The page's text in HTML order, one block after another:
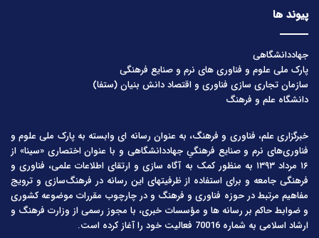
پیوند ها
جهاددانشگاهی
پارک ملی علوم و فناوری های نرم و صنایع فرهنگی
سازمان تجاری سازی فناوری و اقتصاد دانش بنیان (ستفا)
دانشگاه علم و فرهنگ
خبرگزاری علم، فناوری و فرهنگ، به عنوان رسانه ای وابسته به پارک ملی علوم و
فناوری‌های نرم و صنایع فرهنگیِ جهاددانشگاهی و با عنوان اختصاری «سینا» از
۱۶ مرداد ۱۳۹۳ به منظور کمک به آگاه سازی و ارتقای اطلاعات علمی، فناوری و
فرهنگی جامعه و برای استفاده از ظرفیتهای این رسانه در فرهنگ‌سازی و ترویج
مفاهیم مرتبط در حوزه فناوری و فرهنگ و در چارچوب مقررات موضوعه کشوری
و ضوابط حاکم بر رسانه ها و مؤسسات خبری، با مجوز رسمی از وزارت فرهنگ و
ارشاد اسلامی به شماره 70016 فعالیت خود را آغاز کرده است.